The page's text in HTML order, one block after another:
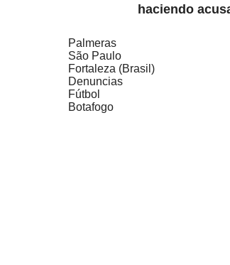
haciendo
Palmeras
São Paulo
Fortaleza (Brasil)
Denuncias
Fútbol
Botafogo